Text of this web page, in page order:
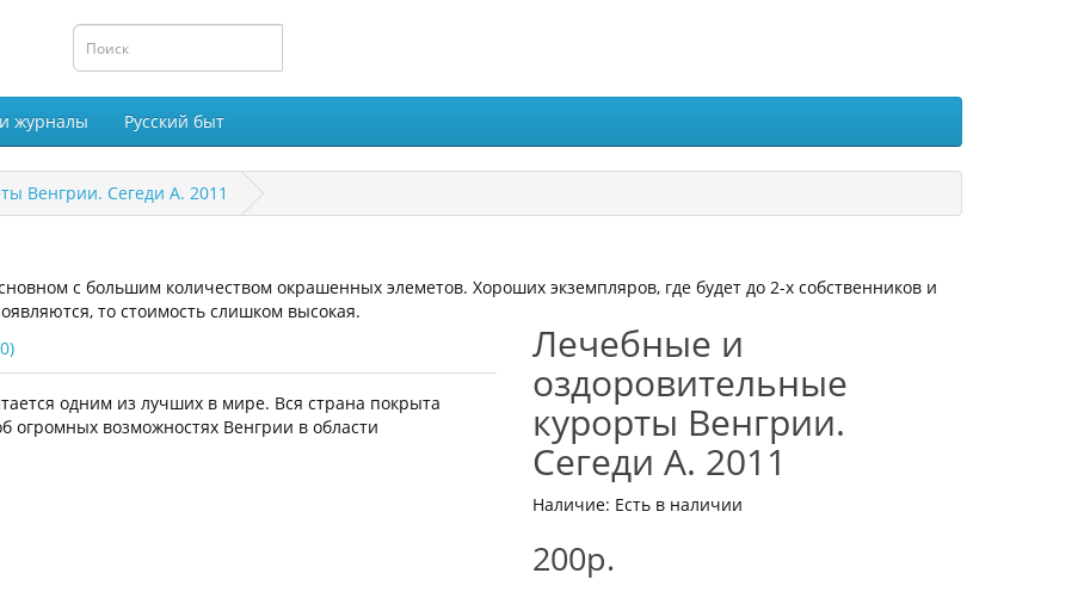
журналы Русский быт
Венгрии. Сегеди А. 2011
с большим количеством окрашенных элеметов. Хороших экземпляров, где будет до 2-х собственников и
то стоимость слишком высокая.
одним из лучших в мире. Вся страна покрыта
огромных возможностях Венгрии в области
Лечебные и
оздоровительные
курорты Венгрии.
Сегеди А. 2011
Наличие: Есть в наличии
200р.